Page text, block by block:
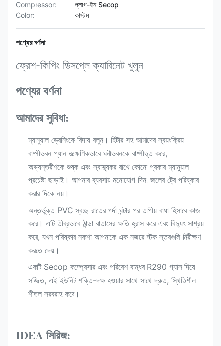
Compressor:
প্লাগ-ইন Secop
Color:
কাস্টম
পণ্যের বর্ণনা
ফ্রেশ-কিপিং ডিসপ্লে ক্যাবিনেট খুলুন
পণ্যের বর্ণনা
আমাদের সুবিধা:
ম্যানুয়াল ড্রেনিংকে বিদায় বলুন। হিটার সহ আমাদের স্বয়ংক্রিয়
বাষ্পীভবন প্যান তাত্ক্ষণিকভাবে ঘনীভবনকে বাষ্পীভূত করে,
অভ্যন্তরীণকে শুষ্ক এবং স্বাস্থ্যকর রাখে কোনো প্রকার ম্যানুয়াল
প্রচেষ্টা ছাড়াই। আপনার ব্যবসায় মনোযোগ দিন, জলের ট্রে পরিষ্কার
করার দিকে নয়।
অন্তর্ভুক্ত PVC স্বচ্ছ রাতের পর্দা ঘন্টার পর তাপীয় বাধা হিসাবে কাজ
করে। এটি তীব্রভাবে ঠান্ডা বাতাসের ক্ষতি হ্রাস করে এবং বিদ্যুৎ সাশ্রয়
করে, যখন পরিষ্কার নকশা আপনাকে এক নজরে স্টক স্তরগুলি নিরীক্ষণ
করতে দেয়।
একটি Secop কম্প্রেসার এবং পরিবেশ বান্ধব R290 গ্যাস দিয়ে
সজ্জিত, এই ইউনিট শক্তি-দক্ষ হওয়ার সাথে সাথে দ্রুত, স্থিতিশীল
শীতল সরবরাহ করে।
IDEA সিরিজ: